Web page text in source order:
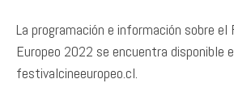
La programación e información sobre el
Europeo 2022 se encuentra disponible
festivalcineeuropeo.cl.